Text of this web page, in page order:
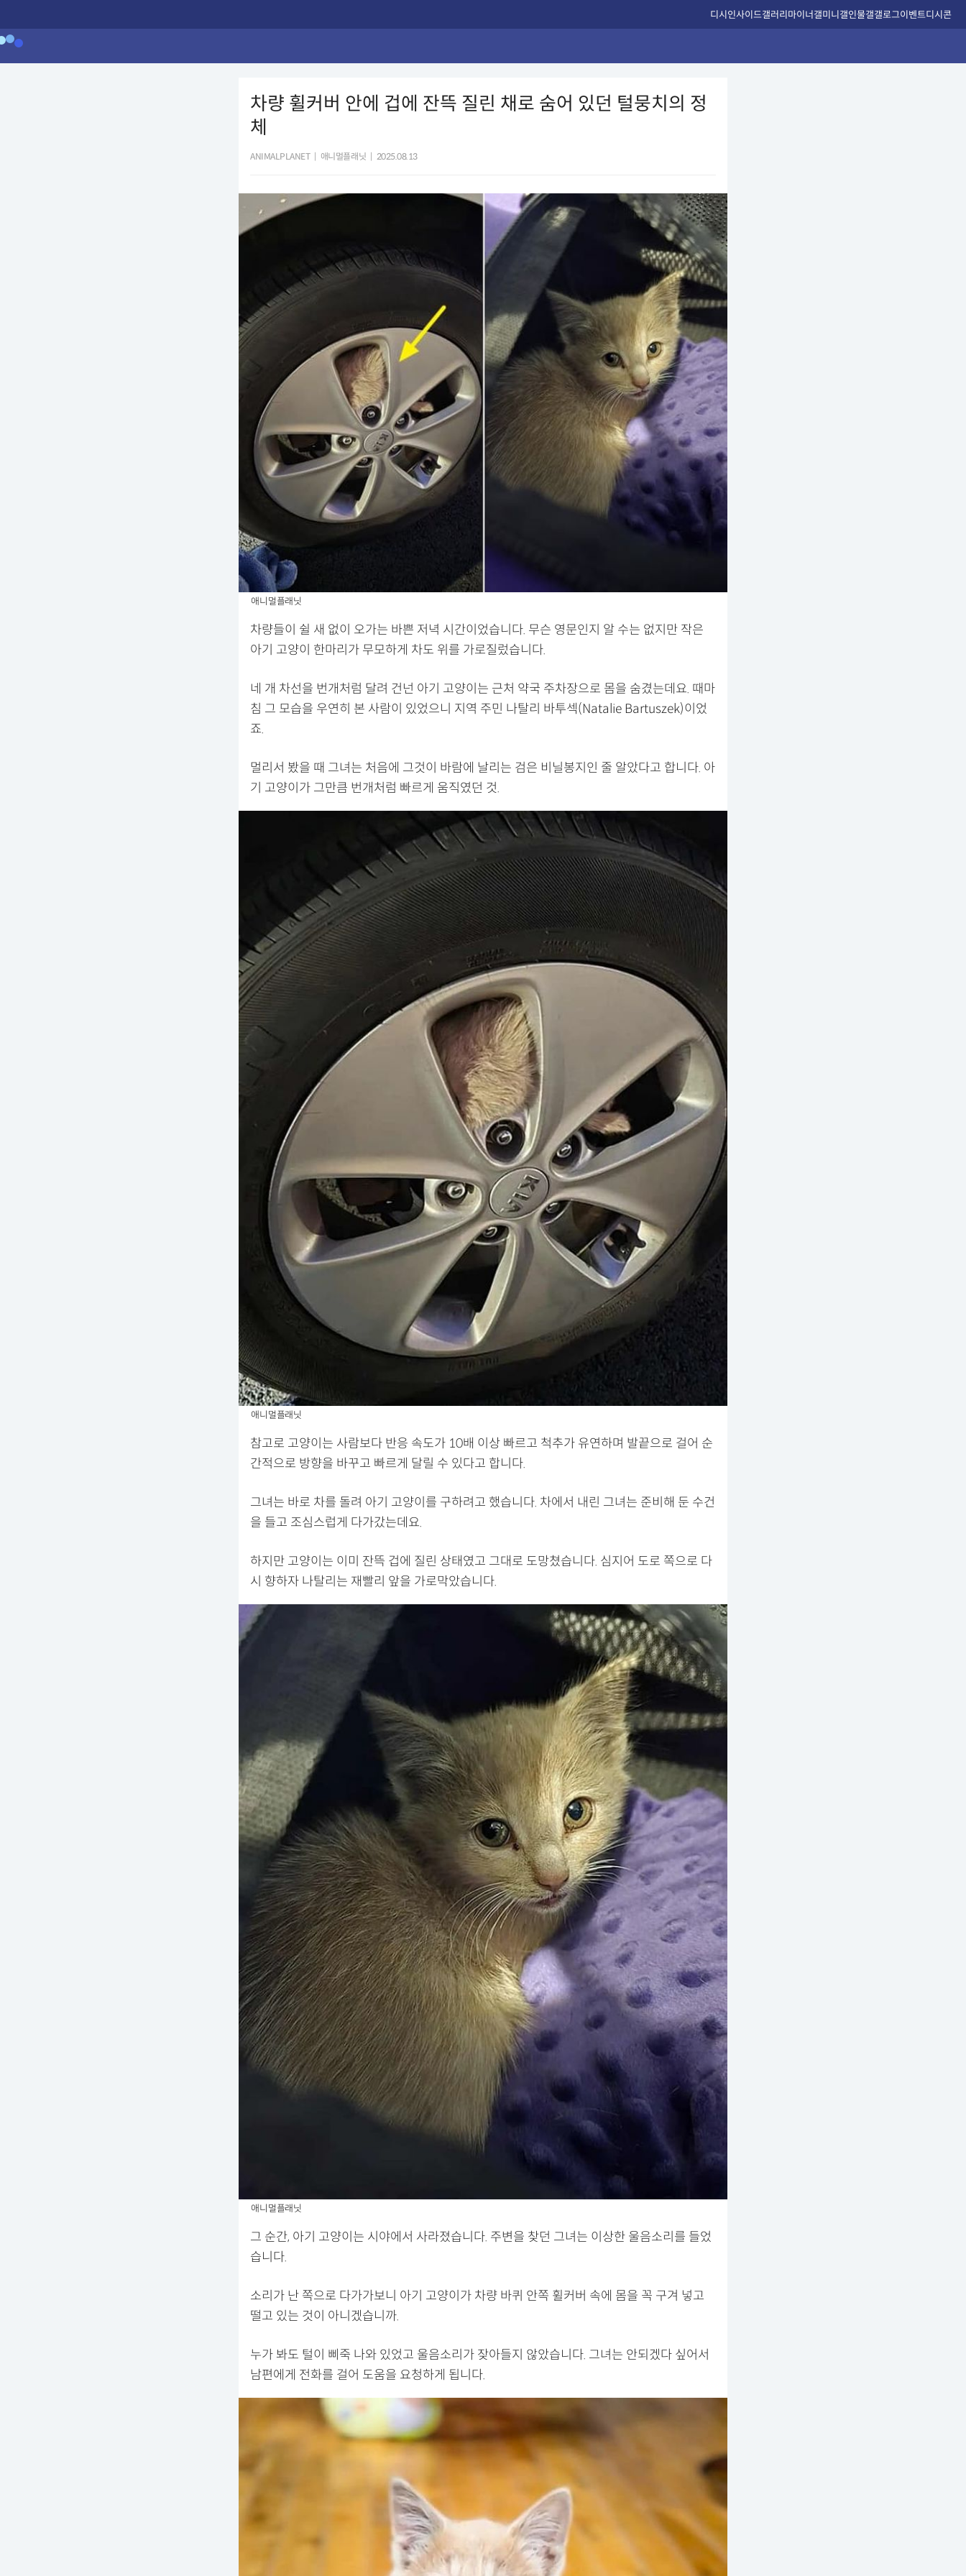
디시인사이드갤러리마이너갤미니갤인물갤갤로그이벤트디시콘
차량 휠커버 안에 겁에 잔뜩 질린 채로 숨어 있던 털뭉치의 정
체
ANIMALPLANET 애니멀플래닛 2025.08.13
애니멀플래닛
차량들이 쉴 새 없이 오가는 바쁜 저녁 시간이었습니다. 무슨 영문인지 알 수는 없지만 작은
아기 고양이 한마리가 무모하게 차도 위를 가로질렀습니다.
네 개 차선을 번개처럼 달려 건넌 아기 고양이는 근처 약국 주차장으로 몸을 숨겼는데요. 때마
침 그 모습을 우연히 본 사람이 있었으니 지역 주민 나탈리 바투섹(Natalie Bartuszek)이었
죠.
멀리서 봤을 때 그녀는 처음에 그것이 바람에 날리는 검은 비닐봉지인 줄 알았다고 합니다. 아
기 고양이가 그만큼 번개처럼 빠르게 움직였던 것.
애니멀플래닛
참고로 고양이는 사람보다 반응 속도가 10배 이상 빠르고 척추가 유연하며 발끝으로 걸어 순
간적으로 방향을 바꾸고 빠르게 달릴 수 있다고 합니다.
그녀는 바로 차를 돌려 아기 고양이를 구하려고 했습니다. 차에서 내린 그녀는 준비해 둔 수건
을 들고 조심스럽게 다가갔는데요.
하지만 고양이는 이미 잔뜩 겁에 질린 상태였고 그대로 도망쳤습니다. 심지어 도로 쪽으로 다
시 향하자 나탈리는 재빨리 앞을 가로막았습니다.
애니멀플래닛
그 순간, 아기 고양이는 시야에서 사라졌습니다. 주변을 찾던 그녀는 이상한 울음소리를 들었
습니다.
소리가 난 쪽으로 다가가보니 아기 고양이가 차량 바퀴 안쪽 휠커버 속에 몸을 꼭 구겨 넣고
떨고 있는 것이 아니겠습니까.
누가 봐도 털이 삐죽 나와 있었고 울음소리가 잦아들지 않았습니다. 그녀는 안되겠다 싶어서
남편에게 전화를 걸어 도움을 요청하게 됩니다.